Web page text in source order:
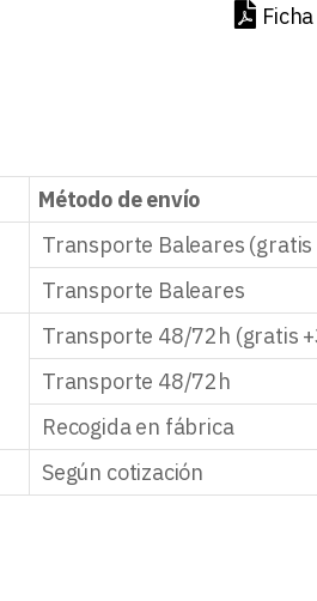
Método de envío
Transporte Baleares
Transporte Baleares
Transporte 48/72h (gratis
Transporte 48/72h
Recogida en fábrica
Según cotización